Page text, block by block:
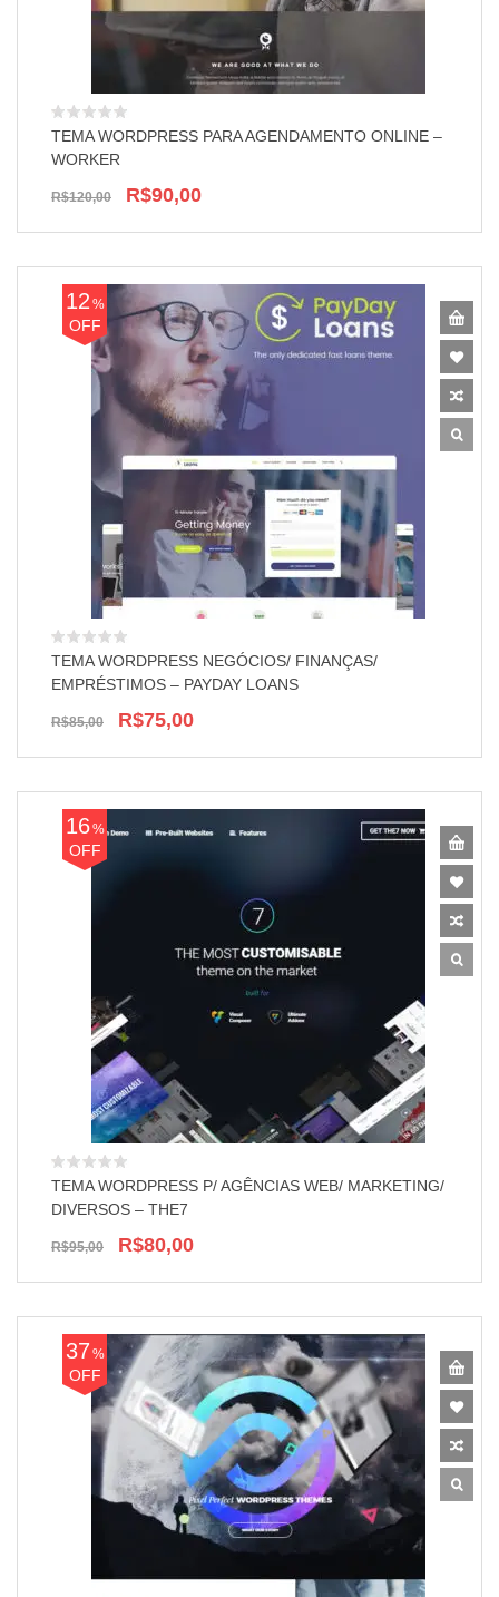
TEMA WORDPRESS PARA AGENDAMENTO ONLINE –
WORKER
R$120,00 R$90,00
12%
OFF
TEMA WORDPRESS NEGÓCIOS/ FINANÇAS/
EMPRÉSTIMOS – PAYDAY LOANS
R$85,00 R$75,00
16%
OFF
TEMA WORDPRESS P/ AGÊNCIAS WEB/ MARKETING/
DIVERSOS – THE7
R$95,00 R$80,00
37%
OFF